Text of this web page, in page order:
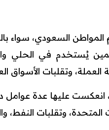
السعودي، سواء
يُستخدم في الحلي
وتقلبات الأسواق
انعكست عليها عدة عوامل
المتحدة، وتقلبات